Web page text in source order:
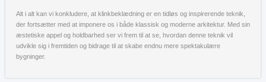
Alt i alt kan vi konkludere, at klinkbeklædning er en tidløs og inspirerende teknik,
der fortsætter med at imponere os i både klassisk og moderne arkitektur. Med sin
æstetiske appel og holdbarhed ser vi frem til at se, hvordan denne teknik vil
udvikle sig i fremtiden og bidrage til at skabe endnu mere spektakulære
bygninger.